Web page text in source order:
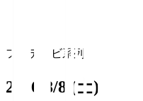
フジテレビ系列
2026/8/8 (土)